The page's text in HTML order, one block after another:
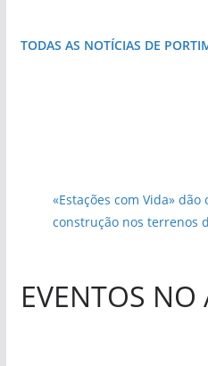
TODAS AS NOTÍCIAS DE
«Estações com Vida»
construção nos terrenos
EVENTOS NO